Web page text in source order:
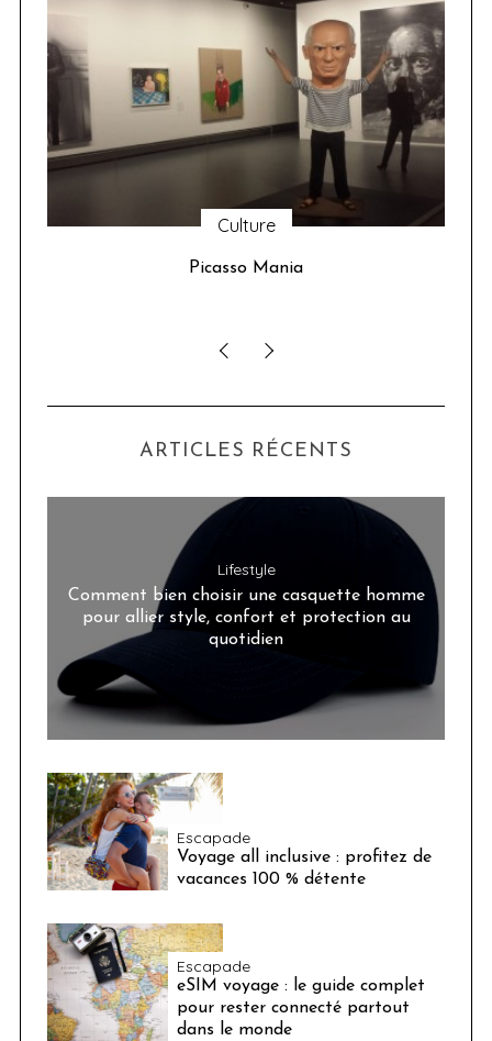
Culture
Picasso Mania
ARTICLES RÉCENTS
Lifestyle
Comment bien choisir une casquette homme
pour allier style, confort et protection au
quotidien
Escapade
Voyage all inclusive : profitez de
vacances 100 % détente
Escapade
eSIM voyage : le guide complet
pour rester connecté partout
dans le monde